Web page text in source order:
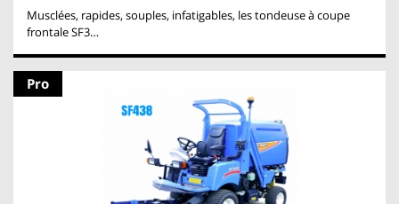
Musclées, rapides, souples, infatigables, les tondeuse à coupe
frontale SF3…
Pro